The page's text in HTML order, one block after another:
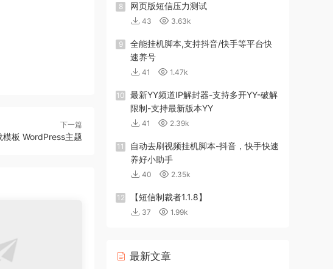
下一篇
板 WordPress主题
8 网页版短信压力测试
43 3.63k
9
全能挂机脚本,支持抖音/快手等平台快
速养号
41 1.47k
10
最新YY频道IP解封器-支持多开YY-破解
限制-支持最新版本YY
41 2.39k
11
自动去刷视频挂机脚本-抖音，快手快速
养好小助手
40 2.35k
12 【短信制裁者1.1.8】
37 1.99k
最新文章